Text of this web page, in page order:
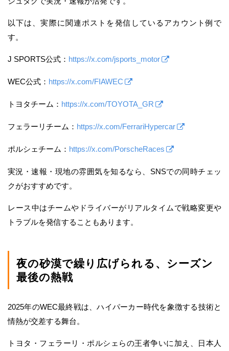
以下は、実際に関連ポストを発信しているアカウント例で
す。
J SPORTS公式： https://x.com/jsports_motor
WEC公式： https://x.com/FIAWEC
トヨタチーム： https://x.com/TOYOTA_GR
フェラーリチーム： https://x.com/FerrariHypercar
ポルシェチーム： https://x.com/PorscheRaces
実況・速報・現地の雰囲気を知るなら、SNSでの同時チェッ
クがおすすめです。
レース中はチームやドライバーがリアルタイムで戦略変更や
トラブルを発信することもあります。
夜の砂漠で繰り広げられる、シーズン
最後の熱戦
2025年のWEC最終戦は、ハイパーカー時代を象徴する技術と
情熱が交差する舞台。
トヨタ・フェラーリ・ポルシェらの王者争いに加え、日本人